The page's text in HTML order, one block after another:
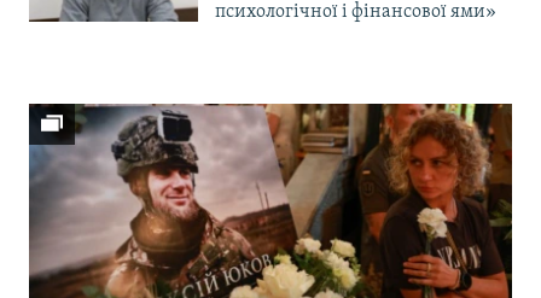
психологічної і фінансової ями»